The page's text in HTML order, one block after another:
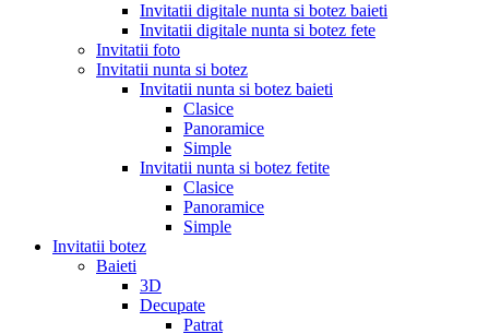
Invitatii digitale nunta si botez baieti
Invitatii digitale nunta si botez fete
Invitatii foto
Invitatii nunta si botez
Invitatii nunta si botez baieti
Clasice
Panoramice
Simple
Invitatii nunta si botez fetite
Clasice
Panoramice
Simple
Invitatii botez
Baieti
3D
Decupate
Patrat